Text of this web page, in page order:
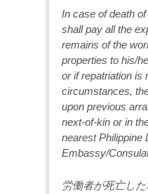
In case of death
shall pay all the
remains of the
properties to his/
or if repatriation is
circumstances,
upon previous
next-of-kin or in
nearest Philippine
Embassy/
労働者が死亡し